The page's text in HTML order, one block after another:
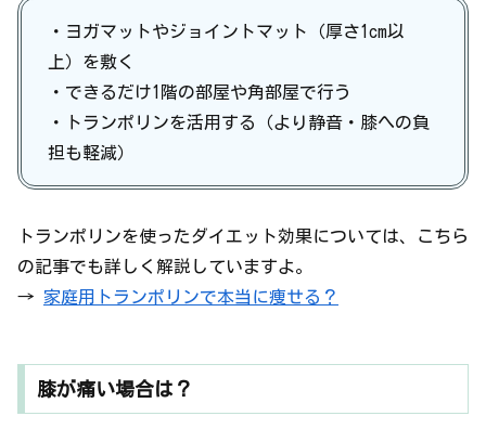
・ヨガマットやジョイントマット（厚さ1cm以
上）を敷く
・できるだけ1階の部屋や角部屋で行う
・トランポリンを活用する（より静音・膝への負
担も軽減）
トランポリンを使ったダイエット効果については、こちら
の記事でも詳しく解説していますよ。
→ 家庭用トランポリンで本当に痩せる？
膝が痛い場合は？